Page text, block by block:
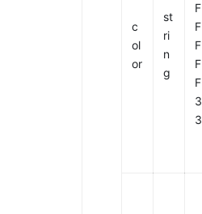
c
ol
or
st
ri
n
g
F
F
F
F
F
3
3